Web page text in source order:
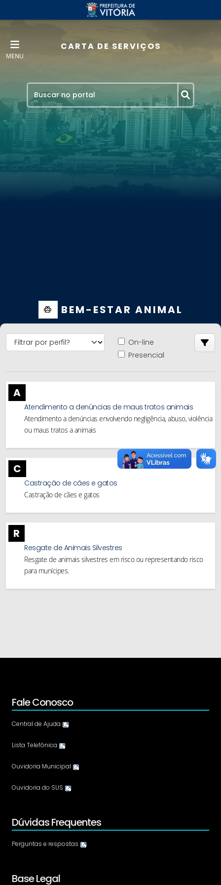
MENU
CARTA DE SERVIÇOS
BEM-ESTAR ANIMAL
On-line
Presencial
A
Atendimento a denúncias de maus tratos animais
Atendimento a denúncias envolvendo negligência, abuso, violência
ou maus tratos a animais
C
Castração de cães e gatos
Castração de cães e gatos
R
Resgate de Animais Silvestres
Resgate de animais silvestres em risco ou representando risco
para munícipes.
Fale Conosco
Central de Ajuda
Lista Telefônica
Ouvidoria Municipal
Ouvidoria do SUS
Dúvidas Frequentes
Perguntas e respostas
Base Legal